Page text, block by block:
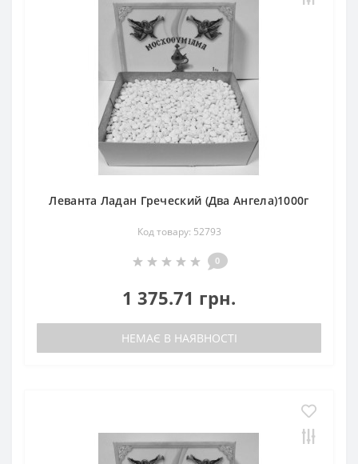
Леванта Ладан Греческий (Два Ангела)1000г
Код товару: 52793
0
1 375.71 грн.
НЕМАЄ В НАЯВНОСТІ